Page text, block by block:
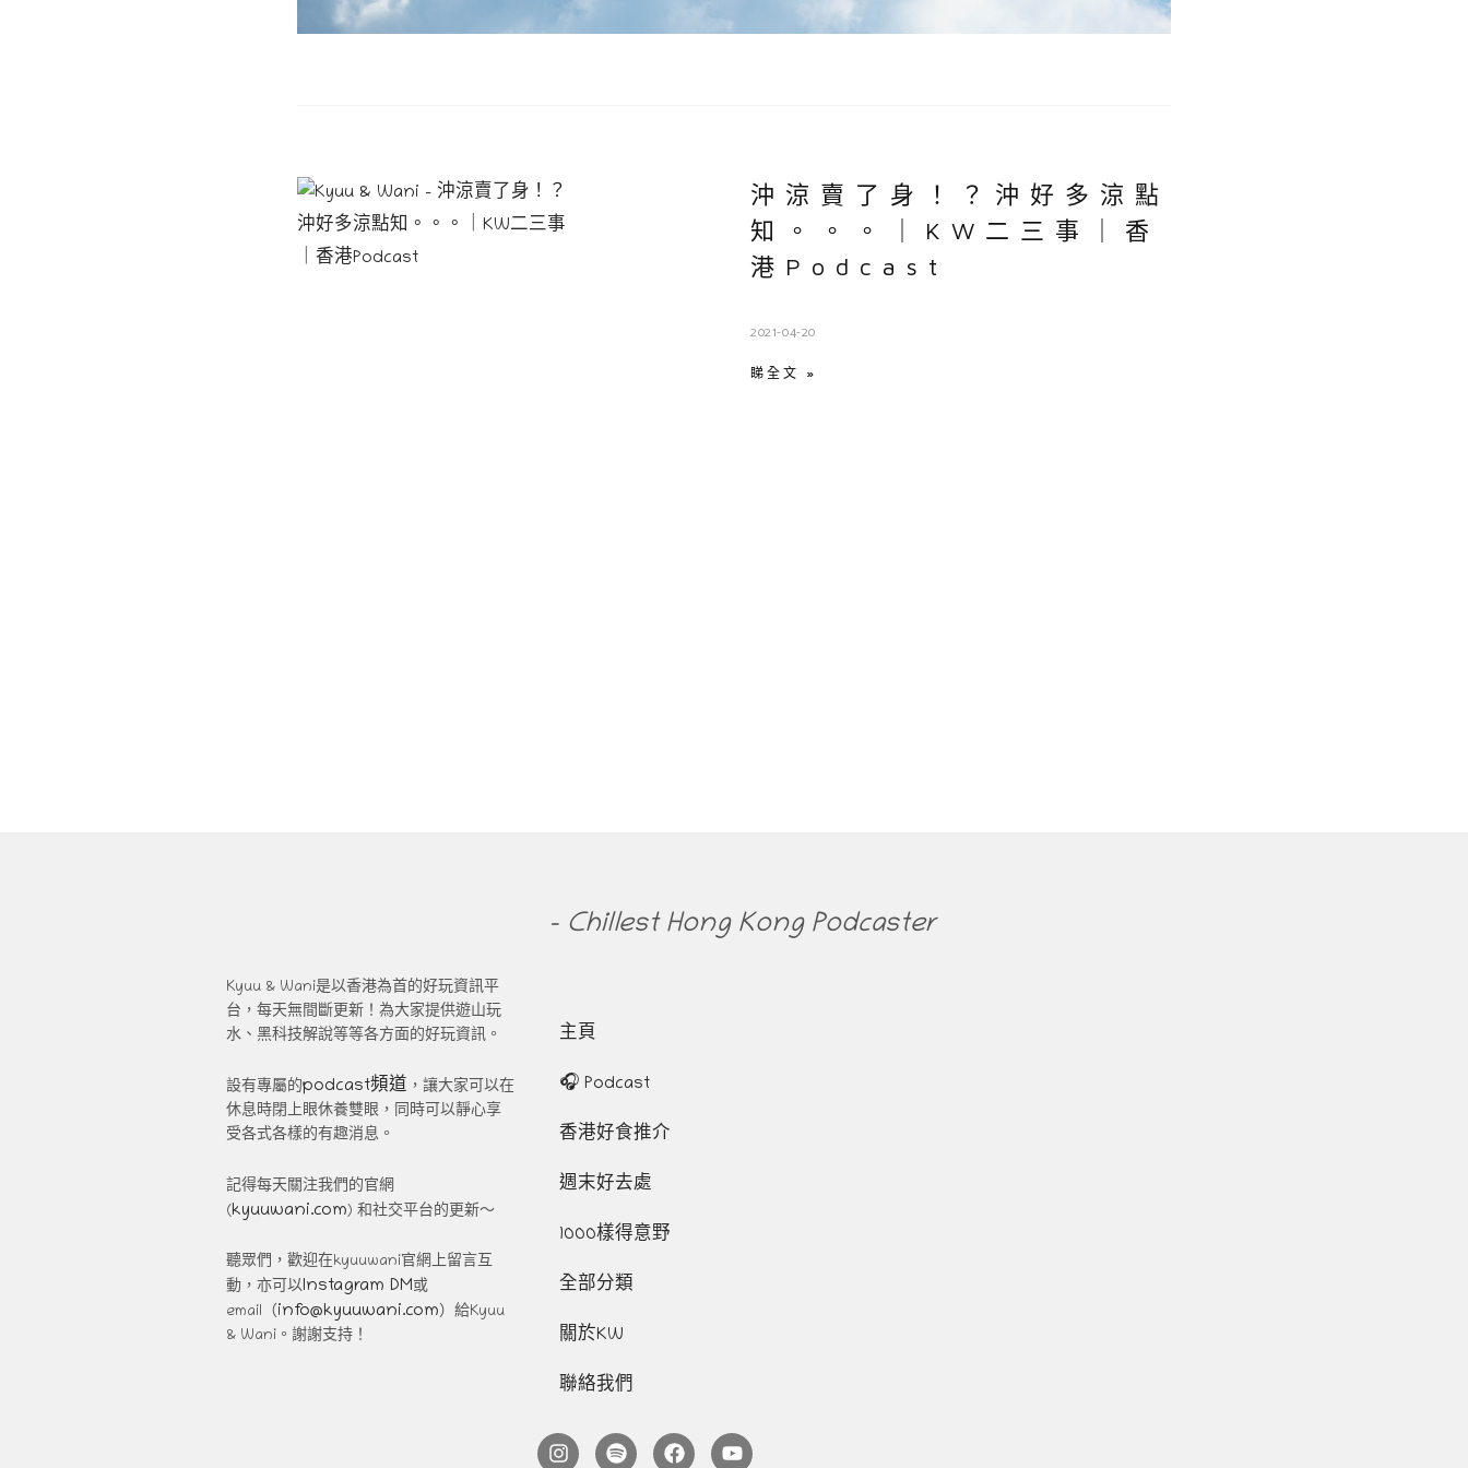
沖涼賣了身！？沖好多涼點
知。。。｜KW二三事｜香
港Podcast
2021-04-20
睇全文 »
Kyuu & Wani是以香港為首的好玩資訊平
台，每天無間斷更新！為大家提供遊山玩
水、黑科技解說等等各方面的好玩資訊。
設有專屬的podcast頻道 ，讓大家可以在
休息時閉上眼休養雙眼，同時可以靜心享
受各式各樣的有趣消息。
記得每天關注我們的官網
(kyuuwani.com) 和社交平台的更新～
聽眾們，歡迎在kyuuwani官網上留言互
動，亦可以Instagram DM或
email（info@kyuuwani.com）給Kyuu
& Wani。謝謝支持！
- Chillest Hong Kong Podcaster
主頁
🎧 Podcast
香港好食推介
週末好去處
1000樣得意野
全部分類
關於KW
聯絡我們